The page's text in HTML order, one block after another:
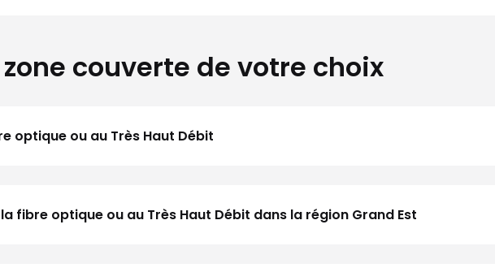
couverte de votre choix
optique ou au Très Haut Débit
fibre optique ou au Très Haut Débit dans la région Grand Est